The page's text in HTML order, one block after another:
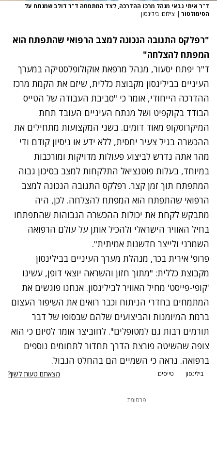
ד"ר איתי גבאי מנהל מרכז ההדרכה, לצד המתמחה ד"ר דולב שמנתח על
הסימולטור | צילום: בילינסון
"רפלקס התגובה הנכונה למצב הרפואי שהתפתח הוא
המפתח להצלחה"
ד"ר יפתח יסעור, מנהל מרפאת אוקולופלסטיקה במערך
העיניים בבילינסון מקבוצת כללית, שיזם את הקמת מרכז
ההדרכה הייחודי, אומר כי "סביבת העבודה של הטייס
הבודד בקוקפיט ושל מנתח העיניים העובד תחת
המיקרוסקופ מאוד דומים. בשני המקצועות מתחילים את
ההכשרה בגיל צעיר יחסית, ללא ידע או ניסיון קודם ודי
מהר אתה נדרש לביצוע פעולות מדויקות ומורכבות
במיוחד, בעלות פוטנציאל התלקחות למצב בסיכון גבוה
המתפתח תוך זמן קצר. רפלקס התגובה הנכונה למצב
הרפואי שהתפתח הוא המפתח להצלחה. לכן, היה
מתבקש לקחת את יכולות ההכשרה הגבוהות שהתפתחו
בחיל האוויר הישראלי ולהכיל אותן על עולם הרפואה
השמרני ולייצר חדשנות אמיתית".
פרופ' אירית בכר, מנהלת מערך העיניים בבילינסון
מקבוצת כללית: "מתוך חזון והשראה יוצאי דופן, עשינו
'קופי-פייסט' מחיל האוויר לבילינסון. אנחנו פוגשים את
המתמחים בחדרי הניתוח וכבר רואים את השיפור העצום
ברמת המיומנות והביצועים שלהם שבסופו של דבר
תורמים רבות גם למטופלים". לחוביצר אומר לסיום כי הוא
צופה שהשיטה פורצת הדרך תחדור לתחומים נוספים
ברפואה. נראה כי השמיים הם בהחלט הגבול.
בילינסון טייסים מצאתם טעות לשון?
פרסומת